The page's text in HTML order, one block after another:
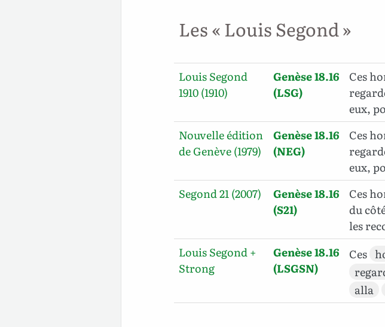
Les « Louis Segond »
Louis Segond
1910 (1910)
Genèse 18.16
(LSG)
Ces
eux,
Nouvelle édition
de Genève (1979)
Genèse 18.16
(NEG)
Ces
eux,
Segond 21 (2007)
Genèse 18.16
(S21)
Ces
du
les
Louis Segond +
Strong
Genèse 18.16
(LSGSN)
Ces
alla